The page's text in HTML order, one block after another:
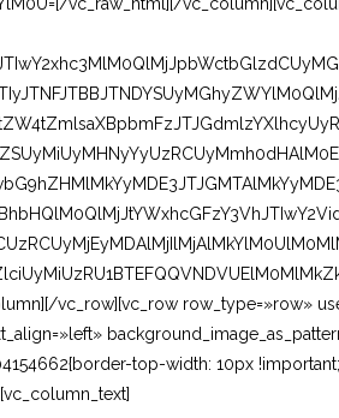
vc_row][vc_row row_type=»row»
top-width: 10px